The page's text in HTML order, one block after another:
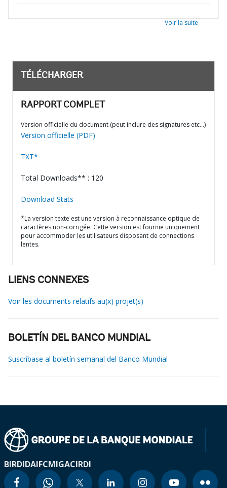
Voir la suite
TÉLÉCHARGER
RAPPORT COMPLET
Version officielle du document (peut inclure des signatures etc…)
Version officielle (PDF)
TXT*
Total Downloads** : 120
Download Stats
*La version texte est une version à reconnaissance optique de
caractères non-corrigée. Cette version est fournie uniquement
pour accommoder les utilisateurs disposant de connections
lentes.
LIENS CONNEXES
Voir les documents relatifs au(x) projet(s)
BOLETÍN DEL BANCO MUNDIAL
Suscríbase al boletín semanal del Banco Mundial
BIRDIDAIFCMIGACIRDI